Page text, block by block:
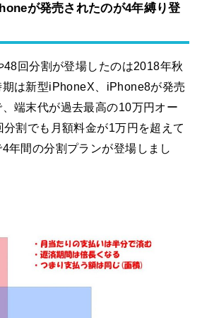
が発売されたのが4年縛り登
48回分割が登場したのは2018年秋
は新型iPhoneX、iPhone8が発売
端末代が過去最高の10万円オー
割でも月額料金が1万円を超えて
年間の分割プランが登場しまし